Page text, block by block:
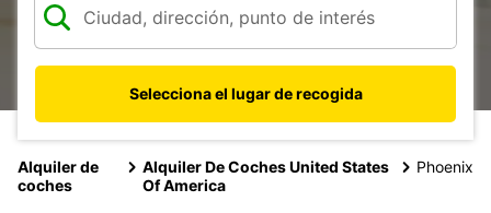
Selecciona el lugar de recogida
Alquiler de
coches
Alquiler De Coches United States
Of America
Phoenix